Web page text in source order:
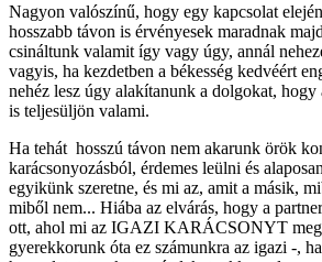
Nagyon valószínű, hogy egy kapcsolat
hosszabb távon is érvényesek maradnak
csináltunk valamit így vagy úgy, annál
vagyis, ha kezdetben a békesség kedvéért
nehéz lesz úgy alakítanunk a dolgokat,
is teljesüljön valami.
Ha tehát hosszú távon nem akarunk örök
karácsonyozásból, érdemes leülni és
egyikünk szeretne, és mi az, amit a másik,
miből nem... Hiába az elvárás, hogy a
ott, ahol mi az IGAZI KARÁCSONYT
gyerekkorunk óta ez számunkra az igazi -,